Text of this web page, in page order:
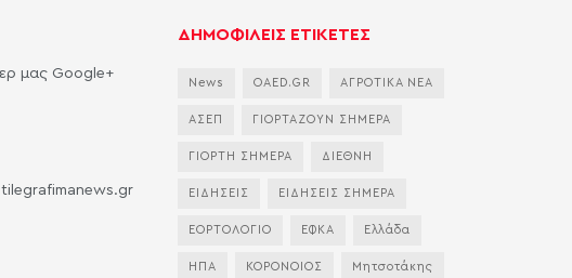
μας Google+
tilegrafimanews.gr
ΔΗΜΟΦΙΛΕΙΣ ΕΤΙΚΕΤΕΣ
News OAED.GR ΑΓΡΟΤΙΚΑ ΝΕΑ
ΑΣΕΠ ΓΙΟΡΤΑΖΟΥΝ ΣΗΜΕΡΑ
ΓΙΟΡΤΗ ΣΗΜΕΡΑ ΔΙΕΘΝΗ
ΕΙΔΗΣΕΙΣ ΕΙΔΗΣΕΙΣ ΣΗΜΕΡΑ
ΕΟΡΤΟΛΟΓΙΟ ΕΦΚΑ Ελλάδα
ΗΠΑ ΚΟΡΟΝΟΙΟΣ Μητσοτάκης